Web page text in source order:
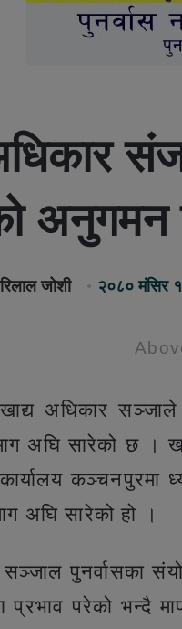
अनुगमन
जोशी २०८० मंसिर
अधिकार सञ्जाले
अघि सारेको छ ।
कञ्चनपुरमा
अघि सारेको हो ।
पुनर्वासका
प्रभाव परेको भन्दै